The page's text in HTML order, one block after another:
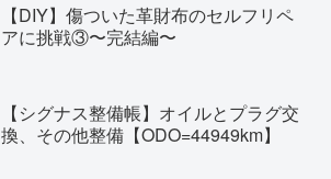
【DIY】傷ついた革財布のセルフリペ
アに挑戦③〜完結編〜
【シグナス整備帳】オイルとプラグ交
換、その他整備【ODO=44949km】